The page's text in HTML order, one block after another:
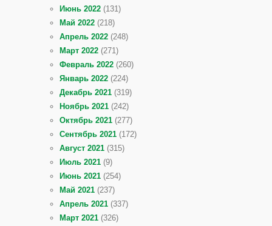
Июнь 2022 (131)
Май 2022 (218)
Апрель 2022 (248)
Март 2022 (271)
Февраль 2022 (260)
Январь 2022 (224)
Декабрь 2021 (319)
Ноябрь 2021 (242)
Октябрь 2021 (277)
Сентябрь 2021 (172)
Август 2021 (315)
Июль 2021 (9)
Июнь 2021 (254)
Май 2021 (237)
Апрель 2021 (337)
Март 2021 (326)